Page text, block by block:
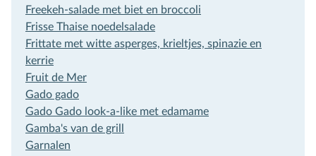
Freekeh-salade met biet en broccoli
Frisse Thaise noedelsalade
Frittate met witte asperges, krieltjes, spinazie en
kerrie
Fruit de Mer
Gado gado
Gado Gado look-a-like met edamame
Gamba's van de grill
Garnalen